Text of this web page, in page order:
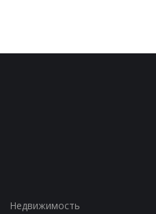
Недвижимость